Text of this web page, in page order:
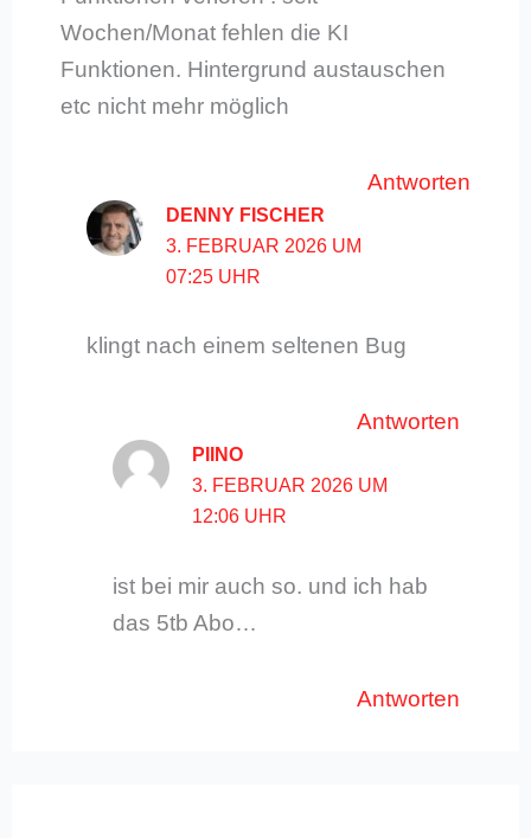
Wochen/Monat fehlen die KI
Funktionen. Hintergrund austauschen
etc nicht mehr möglich
Antworten
DENNY FISCHER
3. FEBRUAR 2026 UM
07:25 UHR
klingt nach einem seltenen Bug
Antworten
PIINO
3. FEBRUAR 2026 UM
12:06 UHR
ist bei mir auch so. und ich hab
das 5tb Abo…
Antworten